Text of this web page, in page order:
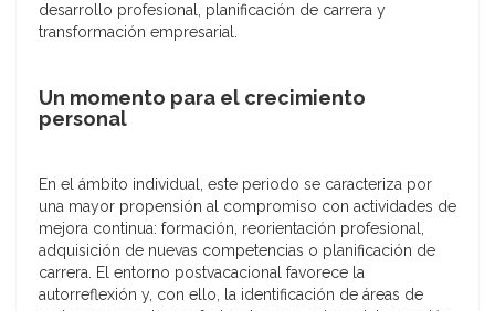
desarrollo profesional, planificación de carrera y
transformación empresarial.
Un momento para el crecimiento
personal
En el ámbito individual, este periodo se caracteriza por
una mayor propensión al compromiso con actividades de
mejora continua: formación, reorientación profesional,
adquisición de nuevas competencias o planificación de
carrera. El entorno postvacacional favorece la
autorreflexión y, con ello, la identificación de áreas de